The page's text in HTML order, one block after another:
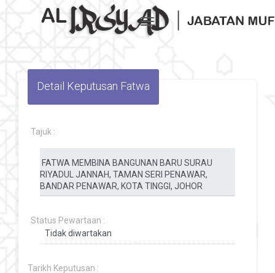
Toggle navigation
Detail Keputusan Fatwa
Tajuk :
Status Pewartaan :
Tarikh Keputusan :